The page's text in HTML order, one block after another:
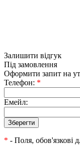
Залишити відгук
Під замовлення
Оформити запит на
Телефон: *
Емейл:
* - Поля, обов'язкові